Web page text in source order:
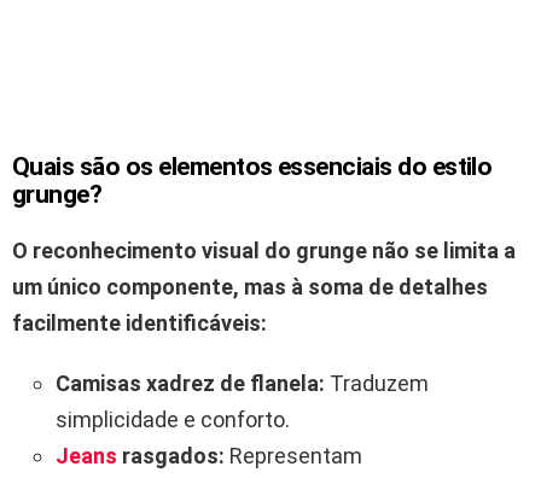
Quais são os elementos essenciais do estilo
grunge?
O reconhecimento visual do grunge não se limita a
um único componente, mas à soma de detalhes
facilmente identificáveis:
Camisas xadrez de flanela: Traduzem
simplicidade e conforto.
Jeans rasgados: Representam